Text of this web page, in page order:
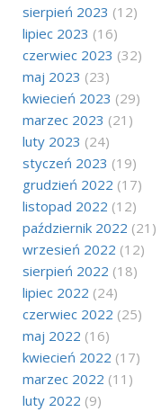
sierpień 2023 (12)
lipiec 2023 (16)
czerwiec 2023 (32)
maj 2023 (23)
kwiecień 2023 (29)
marzec 2023 (21)
luty 2023 (24)
styczeń 2023 (19)
grudzień 2022 (17)
listopad 2022 (12)
październik 2022 (21)
wrzesień 2022 (12)
sierpień 2022 (18)
lipiec 2022 (24)
czerwiec 2022 (25)
maj 2022 (16)
kwiecień 2022 (17)
marzec 2022 (11)
luty 2022 (9)